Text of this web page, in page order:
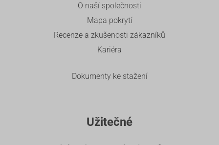
O naší společnosti
Mapa pokrytí
Recenze a zkušenosti zákazníků
Kariéra
Dokumenty ke stažení
Užitečné